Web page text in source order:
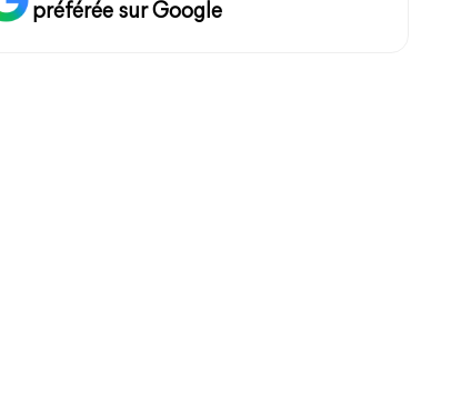
préférée sur Google